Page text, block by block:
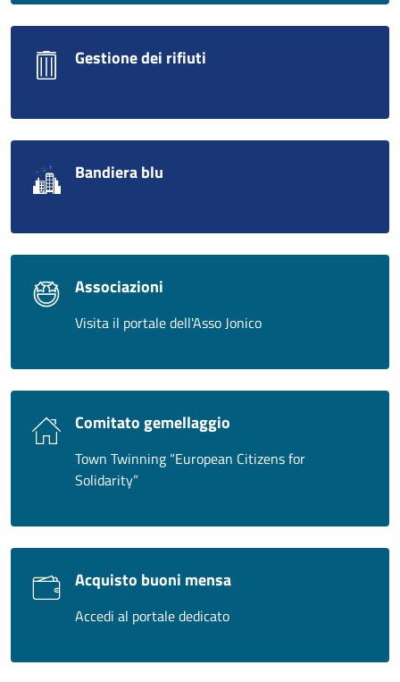
Gestione dei rifiuti
Bandiera blu
Associazioni
Visita il portale dell'Asso Jonico
Comitato gemellaggio
Town Twinning “European Citizens for
Solidarity”
Acquisto buoni mensa
Accedi al portale dedicato